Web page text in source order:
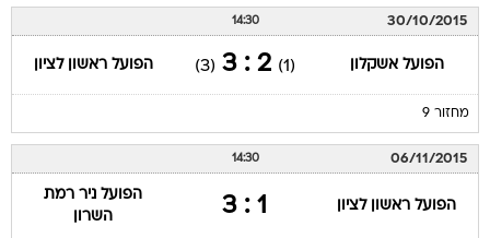
30/10/2015
14:30
הפועל אשקלון (1)
2 : 3
(3) הפועל ראשון לציון
מחזור 9
06/11/2015
14:30
הפועל ראשון לציון 1 : 3
הפועל ניר רמת
השרון